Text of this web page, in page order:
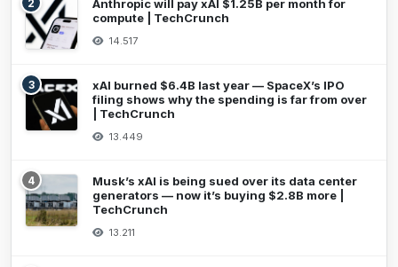
2
Anthropic will pay xAI $1.25B per month for
compute | TechCrunch
14.517
3
xAI burned $6.4B last year — SpaceX’s IPO
filing shows why the spending is far from over
| TechCrunch
13.449
4
Musk’s xAI is being sued over its data center
generators — now it’s buying $2.8B more |
TechCrunch
13.211